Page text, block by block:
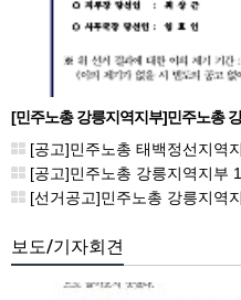
[민주노총 강릉지역지부]민주노총
[공고]민주노총 태백정선지역지부
[공고]민주노총 강릉지역지부 12기
[선거공고]민주노총 강릉지역지부 12기
보도/기자회견